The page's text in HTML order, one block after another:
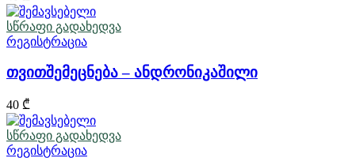
სწრაფი გადახედვა
რეგისტრაცია
თვითშემეცნება – ანდრონიკაშილი
40 ₾
სწრაფი გადახედვა
რეგისტრაცია